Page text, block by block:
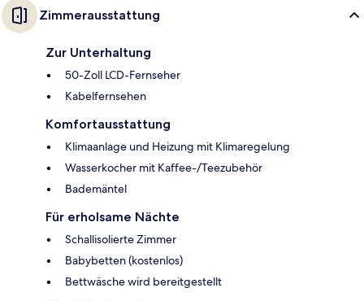
Zimmerausstattung
Zur Unterhaltung
50-Zoll LCD-Fernseher
Kabelfernsehen
Komfortausstattung
Klimaanlage und Heizung mit Klimaregelung
Wasserkocher mit Kaffee-/Teezubehör
Bademäntel
Für erholsame Nächte
Schallisolierte Zimmer
Babybetten (kostenlos)
Bettwäsche wird bereitgestellt